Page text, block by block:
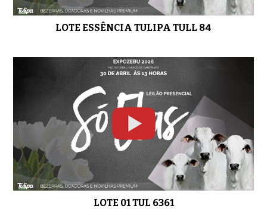
01:19 LOTE 07 TUL 4639
01:21 LOTE 08 TUL 4807
LOTE ESSÊNCIA TULIPA TULL 84
LOTE 01 TUL 6361